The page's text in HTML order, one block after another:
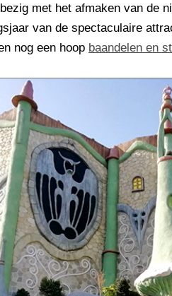
met het afmaken van de
van de spectaculaire
nog een hoop baandelen en